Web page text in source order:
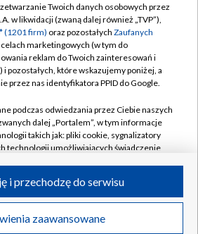
TVP
Cyfrowa
Regulamin TVP
prywatności
Moje zgody
Pomoc
Kontakt
Kanały
Polska S.A. w likwidacji
Twoich danych osobowych przez
w likwidacji (zwaną dalej również „TVP”),
(1201 firm) oraz pozostałych Zaufanych
celach marketingowych (w tym do
reklam do Twoich zainteresowań i
pozostałych, które wskazujemy poniżej, a
przez nas identyfikatora PPID do Google.
podczas odwiedzania przez Ciebie naszych
dalej „Portalem”, w tym informacje
takich jak: pliki cookie, sygnalizatory
technologii umożliwiających świadczenie
podczas odwiedzania przez Ciebie
Portalu, takie jak adresy IP, identyfikatory
zaawansowane
i przechodzę do serwisu